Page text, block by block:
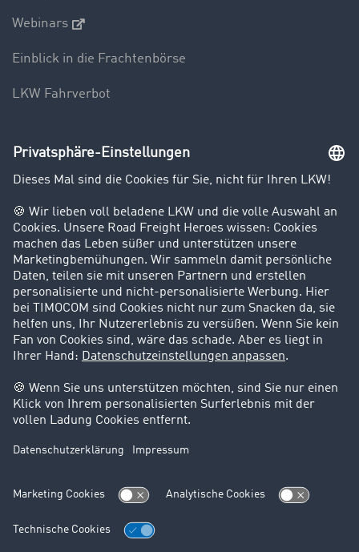
Webinars
Einblick in die Frachtenbörse
LKW Fahrverbot
Unternehmen
Kunden werben Kunden
Success Stories
Karriere
Support
Kontakt
Rechtliches
Impressum
AGB